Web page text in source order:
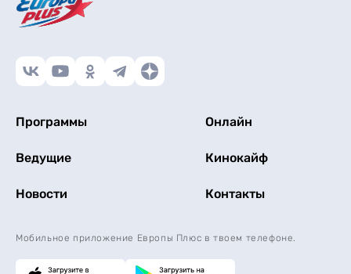
Программы Онлайн
Ведущие Кинокайф
Новости Контакты
Мобильное приложение Европы Плюс в твоем телефоне.